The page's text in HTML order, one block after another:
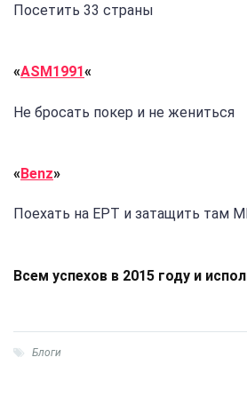
Посетить 33 страны
«ASM1991«
Не бросать покер и не жениться
«Benz»
Поехать на EPT и затащить там
Всем успехов в 2015 году и
Блоги